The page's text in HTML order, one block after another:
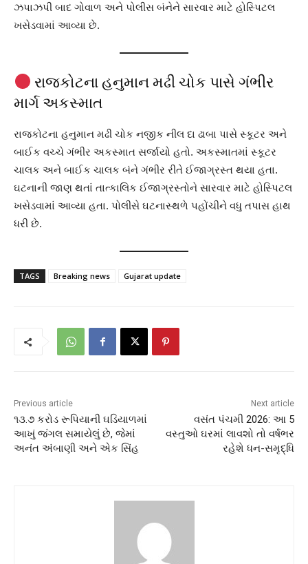
ઝપાઝપી બાદ ગોવાળ અને પોલીસ બંનેને સારવાર માટે હોસ્પિટલ
ખસેડવામાં આવ્યા છે.
રાજકોટના હનુમાન મઢી ચોક પાસે ગંભીર
માર્ગ અકસ્માત
રાજકોટના હનુમાન મઢી ચોક નજીક નીલ દા ઢાબા પાસે સ્કૂટર અને
બાઈક વચ્ચે ગંભીર અકસ્માત સર્જાયો હતો. અકસ્માતમાં સ્કૂટર
ચાલક અને બાઈક ચાલક બંને ગંભીર રીતે ઈજાગ્રસ્ત થયા હતા.
ઘટનાની જાણ થતાં તાત્કાલિક ઈજાગ્રસ્તોને સારવાર માટે હોસ્પિટલ
ખસેડવામાં આવ્યા હતા. પોલીસે ઘટનાસ્થળે પહોંચીને વધુ તપાસ હાથ
ધરી છે.
TAGS Breaking news Gujarat update
Previous article
૧૩.૭ કરોડ રૂપિયાની ઘડિયાળમાં
આખું જંગલ સમાયેલું છે, જેમાં
અનંત અંબાણી અને એક સિંહ
Next article
વસંત પંચમી 2026: આ 5
વસ્તુઓ ઘરમાં લાવશો તો વર્ષભર
રહેશે ધન-સમૃદ્ધિ